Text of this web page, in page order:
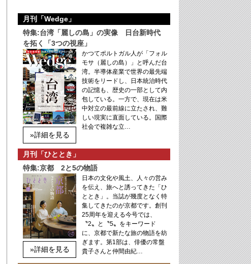
月刊「Wedge」
特集:台湾「麗しの島」の実像 日台新時代
を拓く「3つの視座」
»詳細を見る
かつてポルトガル人が「フォル
モサ（麗しの島）」と呼んだ台
湾。半導体産業で世界の最先端
技術をリードし、日本統治時代
の記憶も、歴史の一部として内
包している。一方で、現在は米
中対立の最前線に立たされ、難
しい現実に直面している。国際
社会で複雑な立…
月刊「ひととき」
特集:京都 2と5の物語
»詳細を見る
日本の文化や風土、人々の営み
を伝え、旅へと誘ってきた「ひ
ととき」。当誌が幾度となく特
集してきたのが京都です。創刊
25周年を迎える今号では、
〝2〟と〝5〟をキーワード
に、京都で新たな旅の物語を紡
ぎます。第1部は、俳優の常盤
貴子さんと仲間由紀…